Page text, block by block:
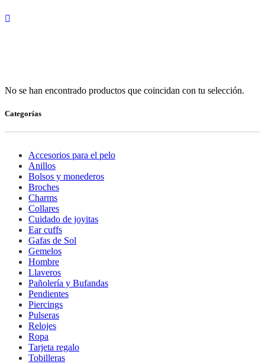
No se han encontrado productos que coincidan con tu selección.
Categorías
Accesorios para el pelo
Anillos
Bolsos y monederos
Broches
Charms
Collares
Cuidado de joyitas
Ear cuffs
Gafas de Sol
Gemelos
Hombre
Llaveros
Pañolería y Bufandas
Pendientes
Piercings
Pulseras
Relojes
Ropa
Tarjeta regalo
Tobilleras